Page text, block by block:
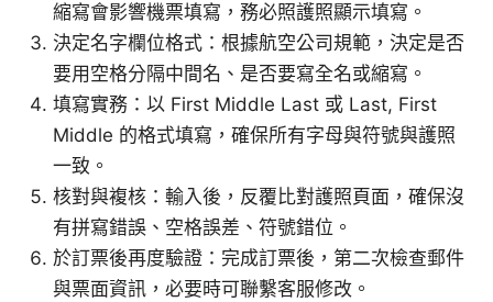
縮寫會影響機票填寫，務必照護照顯示填寫。
決定名字欄位格式：根據航空公司規範，決定是否
要用空格分隔中間名、是否要寫全名或縮寫。
填寫實務：以 First Middle Last 或 Last, First
Middle 的格式填寫，確保所有字母與符號與護照
一致。
核對與複核：輸入後，反覆比對護照頁面，確保沒
有拼寫錯誤、空格誤差、符號錯位。
於訂票後再度驗證：完成訂票後，第二次檢查郵件
與票面資訊，必要時可聯繫客服修改。